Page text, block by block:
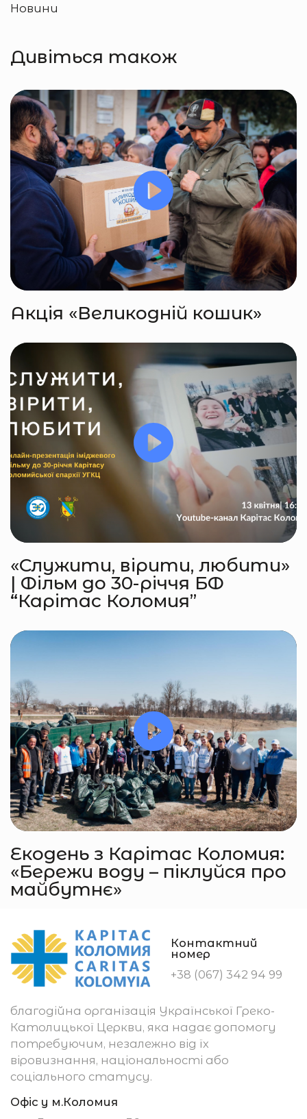
Новини
Дивіться також
Акція «Великодній кошик»
«Служити, вірити, любити»
| Фільм до 30-річчя БФ
“Карітас Коломия”
Екодень з Карітас Коломия:
«Бережи воду – піклуйся про
майбутнє»
Контактний
номер
+38 (067) 342 94 99
благодійна організація Української Греко-
Католицької Церкви, яка надає допомогу
потребуючим, незалежно від їх
віровизнання, національності або
соціального статусу.
Офіс у м.Коломия